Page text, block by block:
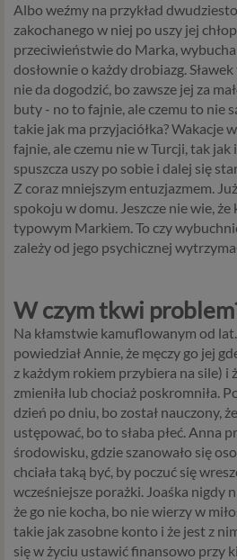
Albo weźmy na przykład
zakochanego w niej po uszy jej
przeciwieństwie do Marka,
dosłownie o każdy drobiazg.
nie da dogodzić, bo zawsze jej za
buty - no to fajnie, ale czemu to nie
takie jak ma przyjaciółka? Wakacje
fajnie, ale czemu nie w Turcji, tak jak
spuszcza uszy po sobie i dalej się
Z coraz mniejszym entuzjazmem.
spokoju w domu. Jeszcze nie wie,
typowym Markiem. To czy
zależy od jego psychicznej
W czym tkwi
Na kłamstwie kamuflowanym od
powiedział Annie, że męczy go jej
z każdym rokiem przybiera na sile) i
zmieniła lub chociaż poskromniła.
dzień po dniu, bo został nauczony,
ustępować, bo to słaba płeć. Anna
środowisku, gdzie szanowało się
chciała taką być, by poczuć się
wcześniejsze porażki. Joaśka nigdy
że go nie kocha, bo nie wierzy w
takie jak zasobne konto i że jest z
się w życiu ustawić finansowo przy